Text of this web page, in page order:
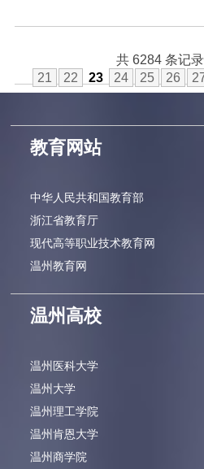
共 6284 条记录
21
22 23 24 25 26
教育网站
中华人民共和国教育部
浙江省教育厅
现代高等职业技术教育网
温州教育网
温州高校
温州医科大学
温州大学
温州理工学院
温州肯恩大学
温州商学院